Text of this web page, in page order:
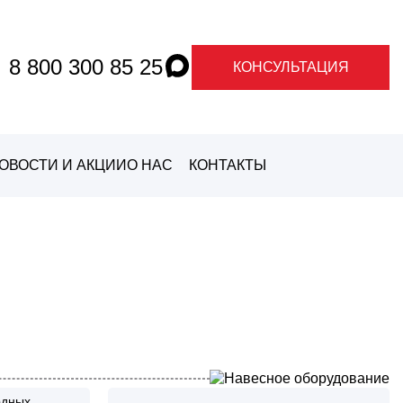
8 800 300 85 25 КОНСУЛЬТАЦИЯ
И АКЦИИО НАС КОНТАКТЫ